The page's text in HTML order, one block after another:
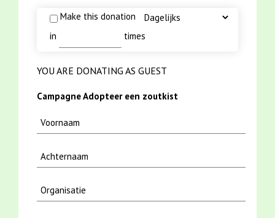
Make this donation
in
times
YOU ARE DONATING AS GUEST
Campagne Adopteer een zoutkist